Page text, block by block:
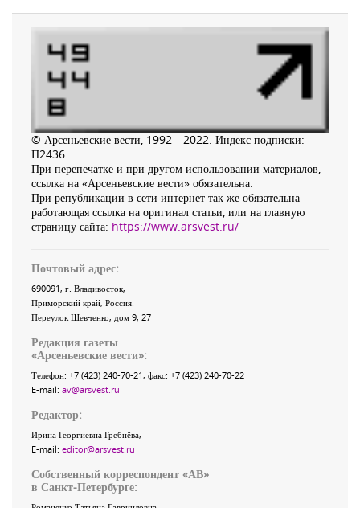
© Арсеньевские вести, 1992—2022. Индекс подписки:
П2436
При перепечатке и при другом использовании материалов,
ссылка на «Арсеньевские вести» обязательна.
При републикации в сети интернет так же обязательна
работающая ссылка на оригинал статьи, или на главную
страницу сайта: https://www.arsvest.ru/
Почтовый адрес:
690091, г. Владивосток,
Приморский край, Россия
Переулок Шевченко, дом 9, 27
Редакция газеты
«Арсеньевские вести»:
Телефон: +7 (423) 240-70-21, факс: +7 (423) 240-70-22
E-mail: av@arsvest.ru
Редактор:
Ирина Георгиевна Гребнёва,
E-mail: editor@arsvest.ru
Собственный корреспондент «АВ»
в Санкт-Петербурге: